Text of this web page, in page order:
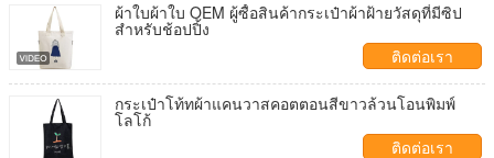
ผ้าใบผ้าใบ OEM ผู้ซื้อสินค้ากระเป๋าผ้าฝ้ายวัสดุที่มีซิป
สำหรับช้อปปิ้ง
ติดต่อเรา
กระเป๋าโท้ทผ้าแคนวาสคอตตอนสีขาวล้วนโอนพิมพ์
โลโก้
ติดต่อเรา